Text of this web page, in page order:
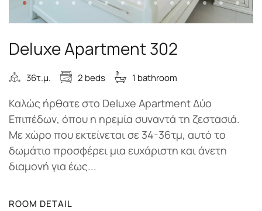
Deluxe Apartment 302
36τ.μ. 2 beds 1 bathroom
Καλώς ήρθατε στο Deluxe Apartment Δύο
Επιπέδων, όπου η ηρεμία συναντά τη ζεστασιά.
Με χώρο που εκτείνεται σε 34-36τμ, αυτό το
δωμάτιο προσφέρει μια ευχάριστη και άνετη
διαμονή για έως...
ROOM DETAIL